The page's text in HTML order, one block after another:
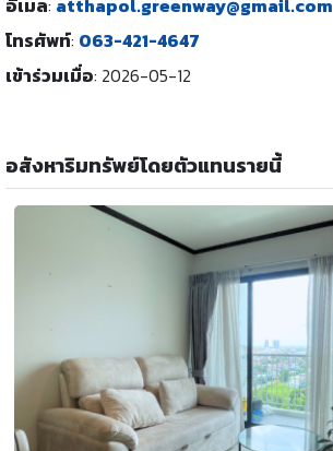
โทรศัพท์: 063-421-4647
เข้าร่วมเมื่อ: 2026-05-12
อสังหาริมทรัพย์โดยตัวแทนรายนี้